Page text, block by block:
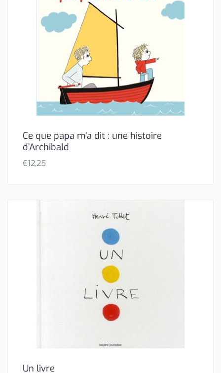
Ce que papa m’a dit : une histoire
d’Archibald
€12,25
Un livre